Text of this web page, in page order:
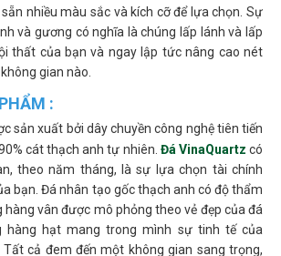
nhiều màu sắc và kích cỡ để lựa chọn. Sự
và gương có nghĩa là chúng lấp lánh và lấp
thất của bạn và ngay lập tức nâng cao nét
gian nào.
:
sản xuất bởi dây chuyền công nghệ tiên tiến
cát thạch anh tự nhiên. Đá VinaQuartz có
theo năm tháng, là sự lựa chọn tài chính
bạn. Đá nhân tạo gốc thạch anh có độ thẩm
vân được mô phỏng theo vẻ đẹp của đá
hàng hạt mang trong mình sự tinh tế của
cả đem đến một không gian sang trọng,